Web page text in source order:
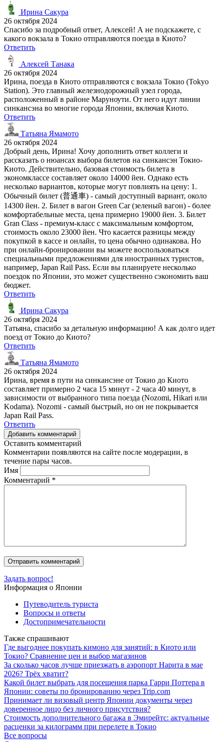
Ирина Сакура
26 октября 2024
Спасибо за подробный ответ, Алексей! А не подскажете, с
какого вокзала в Токио отправляются поезда в Киото?
Ответить
Алексей Танака
26 октября 2024
Ирина, поезда в Киото отправляются с вокзала Токио (Tokyo
Station). Это главный железнодорожный узел города,
расположенный в районе Маруноути. От него идут линии
синкансэна во многие города Японии, включая Киото.
Ответить
Татьяна Ямамото
26 октября 2024
Добрый день, Ирина! Хочу дополнить ответ коллеги и
рассказать о нюансах выбора билетов на синкансэн Токио-
Киото. Действительно, базовая стоимость билета в
экономклассе составляет около 14000 йен. Однако есть
несколько вариантов, которые могут повлиять на цену: 1.
Обычный билет (普通車) - самый доступный вариант, около
14300 йен. 2. Билет в вагон Green Car (зеленый вагон) - более
комфортабельные места, цена примерно 19000 йен. 3. Билет
Gran Class - премиум-класс с максимальным комфортом,
стоимость около 23000 йен. Что касается разницы между
покупкой в кассе и онлайн, то цена обычно одинакова. Но
при онлайн-бронировании вы можете воспользоваться
специальными предложениями для иностранных туристов,
например, Japan Rail Pass. Если вы планируете несколько
поездок по Японии, это может существенно сэкономить ваш
бюджет.
Ответить
Ирина Сакура
26 октября 2024
Татьяна, спасибо за детальную информацию! А как долго идет
поезд от Токио до Киото?
Ответить
Татьяна Ямамото
26 октября 2024
Ирина, время в пути на синкансэне от Токио до Киото
составляет примерно 2 часа 15 минут - 2 часа 40 минут, в
зависимости от выбранного типа поезда (Nozomi, Hikari или
Kodama). Nozomi - самый быстрый, но он не покрывается
Japan Rail Pass.
Ответить
Добавить комментарий
Оставить комментарий
Комментарии появляются на сайте после модерации, в
течение пары часов.
Имя
Комментарий *
Задать вопрос!
Информация о Японии
Путеводитель туриста
Вопросы и ответы
Достопримечательности
Также спрашивают
Где выгоднее покупать кимоно для занятий: в Киото или
Токио? Сравнение цен и выбор магазинов
За сколько часов лучше приезжать в аэропорт Нарита в мае
2026? Трёх хватит?
Какой билет выбрать для посещения парка Гарри Поттера в
Японии: советы по бронированию через Trip.com
Принимает ли визовый центр Японии документы через
доверенное лицо без личного присутствия?
Стоимость дополнительного багажа в Эмирейтс: актуальные
расценки за килограмм при перелете в Токио
Все вопросы